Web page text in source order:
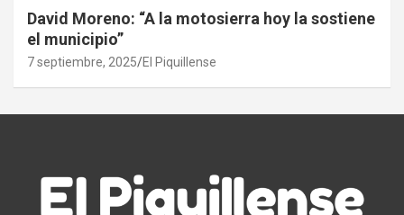
David Moreno: “A la motosierra hoy la sostiene
el municipio”
7 septiembre, 2025 El Piquillense